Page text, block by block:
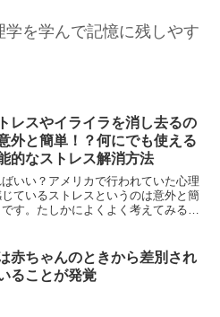
学を学んで記憶に残しやす
レスやイライラを消し去るの
外と簡単！？何にでも使える
的なストレス解消方法
いい？アメリカで行われていた心理
ているストレスというのは意外と簡
す。たしかによくよく考えてみる
赤ちゃんのときから差別され
ることが発覚